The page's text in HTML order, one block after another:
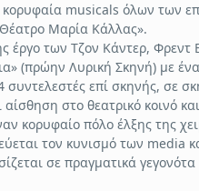
musicals όλων των
Μαρία Κάλλας».
έργο των Τζον Κάντερ, Φρεντ
(πρώην Λυρική Σκηνή) με
επί σκηνής, σε
αίσθηση στο θεατρικό κοινό
κορυφαίο πόλο έλξης της
τον κυνισμό των media
σε πραγματικά